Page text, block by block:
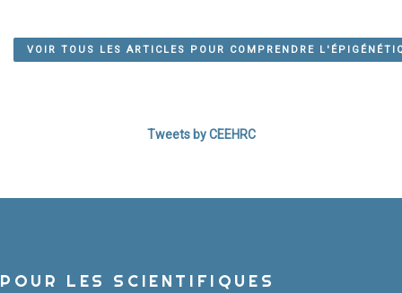
VOIR TOUS LES ARTICLES POUR COMPRENDRE
Tweets by CEEHRC
POUR LES SCIENTIFIQUES